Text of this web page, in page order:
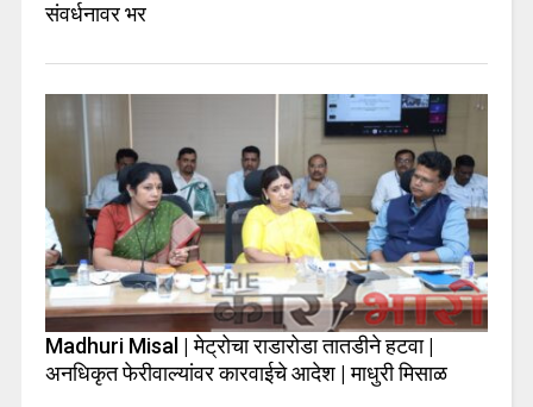
संवर्धनावर भर
Madhuri Misal | मेट्रोचा राडारोडा तातडीने हटवा |
अनधिकृत फेरीवाल्यांवर कारवाईचे आदेश | माधुरी मिसाळ